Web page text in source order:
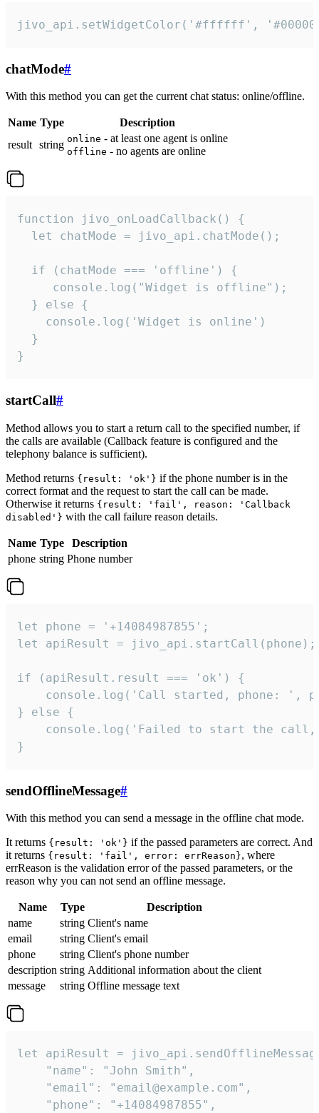
jivo_api.setWidgetColor('#ffffff',
chatMode#
With this method you can get the current chat status: online/offline.
Name Type
Description
result string online - at least one agent is online
offline - no agents are online
function jivo_onLoadCallback() {
  let chatMode = jivo_api.chatMode();
  if (chatMode === 'offline') {
     console.log("Widget is offline");
  } else {
    console.log('Widget is online')
  }
}
startCall#
Method allows you to start a return call to the specified number, if
the calls are available (Callback feature is configured and the
telephony balance is sufficient).
Method returns {result: 'ok'} if the phone number is in the
correct format and the request to start the call can be made.
Otherwise it returns {result: 'fail', reason: 'Callback
disabled'} with the call failure reason details.
Name Type
Description
phone string Phone number
let phone = '+14084987855';
let apiResult = jivo_api.startCall(phone);
if (apiResult.result === 'ok') {
console.log('Call started, phone: ',
} else {
console.log('Failed to start the
}
sendOfflineMessage#
With this method you can send a message in the offline chat mode.
It returns {result: 'ok'} if the passed parameters are correct. And
it returns {result: 'fail', error: errReason}, where
errReason is the validation error of the passed parameters, or the
reason why you can not send an offline message.
Name Type
Description
name
string Client's name
email
string Client's email
phone
string Client's phone number
description string Additional information about the client
message
string Offline message text
let apiResult =
    "name": "John Smith",
    "email": "email@example.com",
    "phone": "+14084987855",